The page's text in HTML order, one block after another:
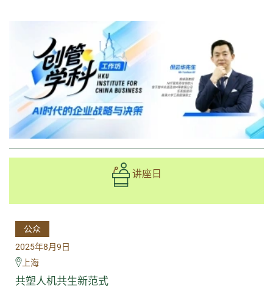
讲座日
公众
2025年8月9日
上海
共塑人机共生新范式